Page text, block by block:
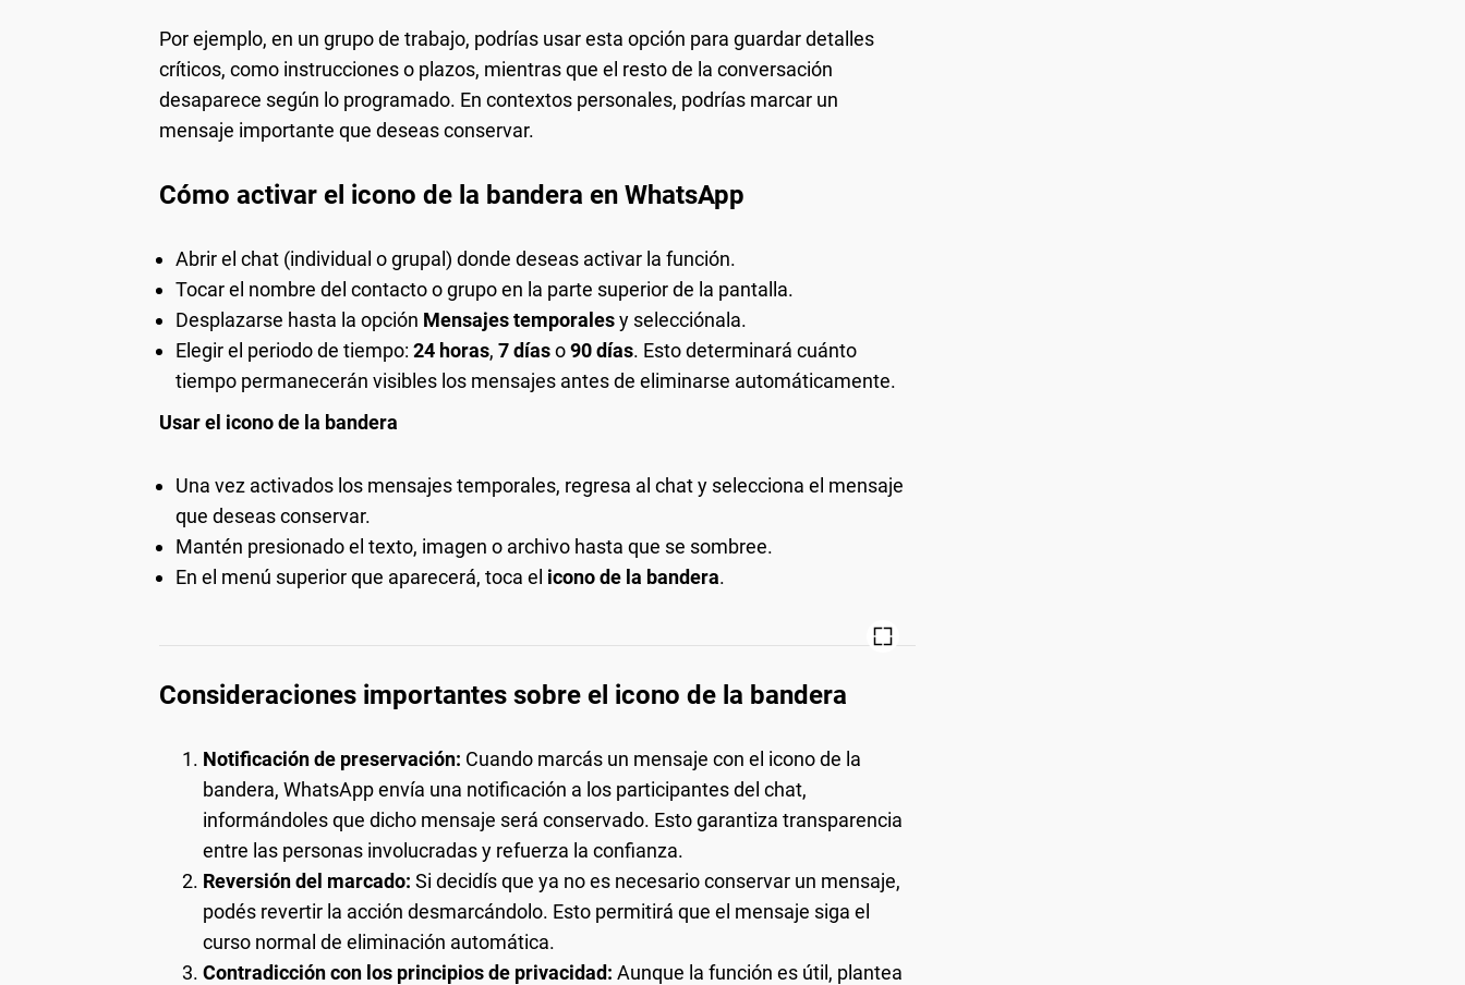
Por ejemplo, en un grupo de trabajo, podrías usar esta opción para guardar detalles
críticos, como instrucciones o plazos, mientras que el resto de la conversación
desaparece según lo programado. En contextos personales, podrías marcar un
mensaje importante que deseas conservar.
Cómo activar el icono de la bandera en WhatsApp
Abrir el chat (individual o grupal) donde deseas activar la función.
Tocar el nombre del contacto o grupo en la parte superior de la pantalla.
Desplazarse hasta la opción Mensajes temporalesy selecciónala.
Elegir el periodo de tiempo: 24 horas, 7 díaso90 días. Esto determinará cuánto
tiempo permanecerán visibles los mensajes antes de eliminarse automáticamente.
Usar el icono de la bandera
Una vez activados los mensajes temporales, regresa al chat y selecciona el mensaje
que deseas conservar.
Mantén presionado el texto, imagen o archivo hasta que se sombree.
En el menú superior que aparecerá, toca el icono de la bandera.
Consideraciones importantes sobre el icono de la bandera
Notificación de preservación: Cuando marcás un mensaje con el icono de la
bandera, WhatsApp envía una notificación a los participantes del chat,
informándoles que dicho mensaje será conservado. Esto garantiza transparencia
entre las personas involucradas y refuerza la confianza.
Reversión del marcado: Si decidís que ya no es necesario conservar un mensaje,
podés revertir la acción desmarcándolo. Esto permitirá que el mensaje siga el
curso normal de eliminación automática.
Contradicción con los principios de privacidad: Aunque la función es útil, plantea